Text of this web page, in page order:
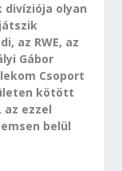
divíziója olyan
az RWE, az
Gábor
Csoport
kötött
az ezzel
belül